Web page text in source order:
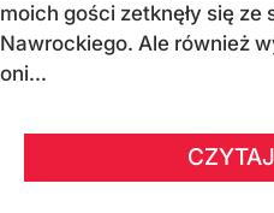
moich gości zetknęły się ze
Nawrockiego. Ale również
oni...